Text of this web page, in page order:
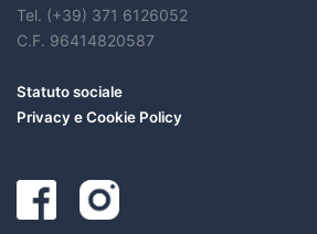
Tel. (+39) 371 6126052
C.F. 96414820587
Statuto sociale
Privacy e Cookie Policy